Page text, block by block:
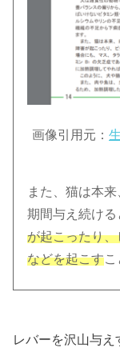
画像引用元：
また、猫は本
期間与え続ける
が起こったり
などを起こすこ
レバーを沢山与